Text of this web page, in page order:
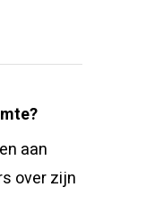
aan
over zijn